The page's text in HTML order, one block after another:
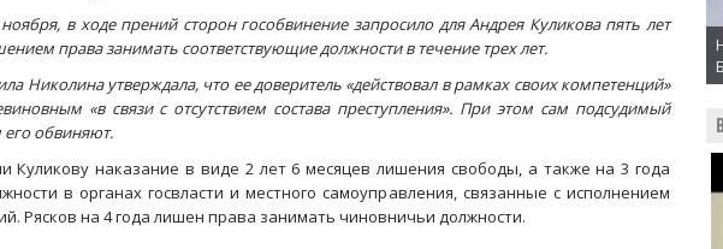
в ходе прений сторон гособвинение запросило для Андрея Куликова пять лет
права занимать соответствующие должности в течение трех лет.
Николина утверждала, что ее доверитель «действовал в рамках своих компетенций»
«в связи с отсутствием состава преступления». При этом сам подсудимый
его обвиняют.
Куликову наказание в виде 2 лет 6 месяцев лишения свободы, а также на 3 года
в органах госвласти и местного самоуправления, связанные с исполнением
Рясков на 4 года лишен права занимать чиновничьи должности.